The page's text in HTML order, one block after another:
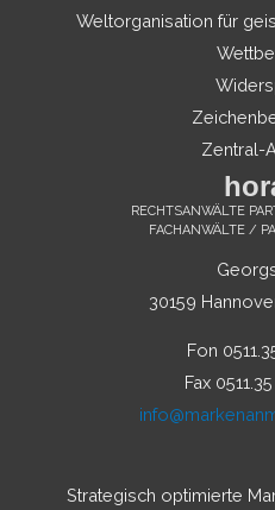
Weltorganisation für
Zentral-
RECHTSANWÄLTE
FACHANWÄLTE /
30159
Fon
Fax
Strategisch optimierte